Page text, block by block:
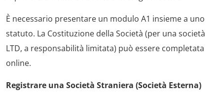
È necessario presentare un modulo A1 insieme a uno
statuto. La Costituzione della Società (per una società
LTD, a responsabilità limitata) può essere completata
online.
Registrare una Società Straniera (Società Esterna)